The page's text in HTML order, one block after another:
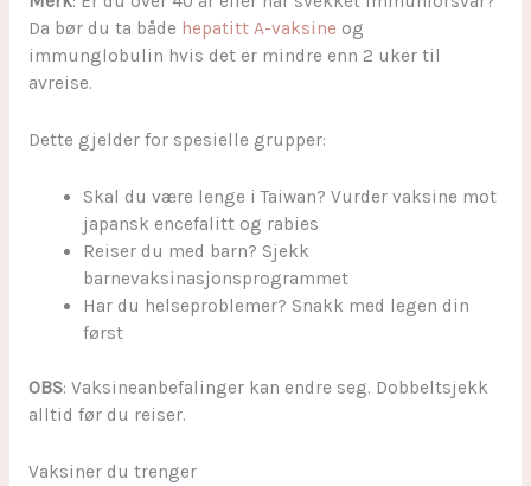
Da bør du ta både hepatitt A-vaksine og
immunglobulin hvis det er mindre enn 2 uker til
avreise.
Dette gjelder for spesielle grupper:
Skal du være lenge i Taiwan? Vurder vaksine mot
japansk encefalitt og rabies
Reiser du med barn? Sjekk
barnevaksinasjonsprogrammet
Har du helseproblemer? Snakk med legen din
først
OBS: Vaksineanbefalinger kan endre seg. Dobbeltsjekk
alltid før du reiser.
Vaksiner du trenger